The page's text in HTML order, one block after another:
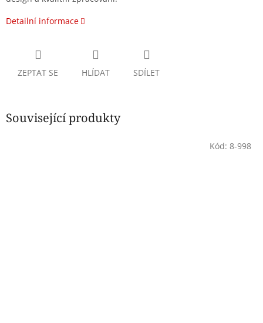
Detailní informace
ZEPTAT SE HLÍDAT SDÍLET
Související produkty
Kód: 8-998